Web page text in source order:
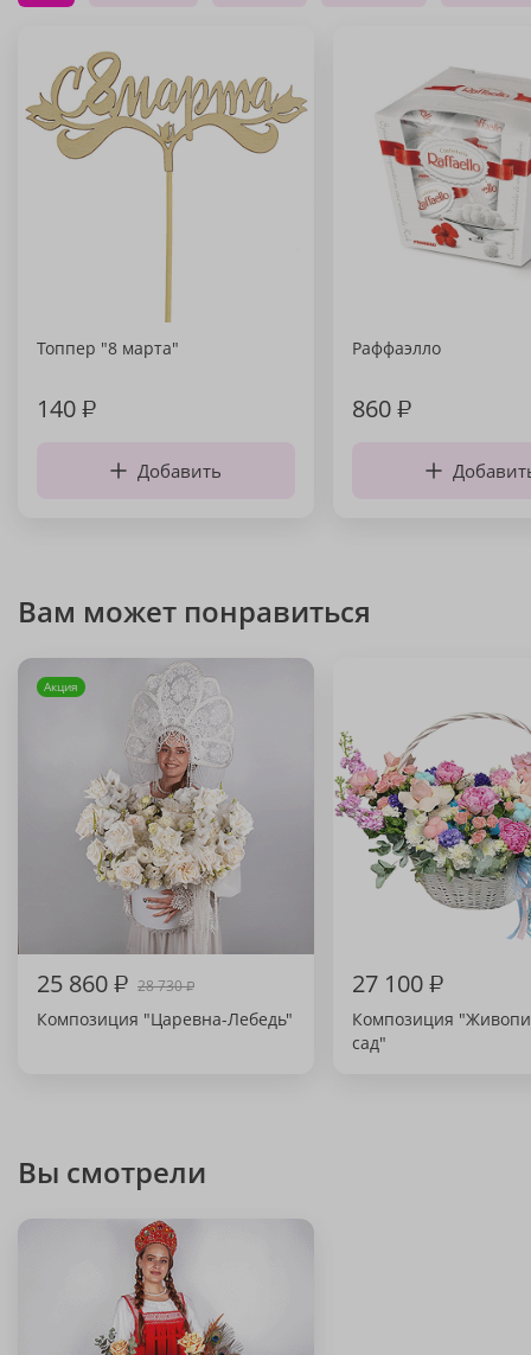
Топпер "8 марта"
140₽
Добавить
Раффаэлло
860₽
Вам может понравиться
Акция
25 860₽ 28 730₽
Композиция "Царевна-Лебедь"
27 100₽
Композиция
сад"
Вы смотрели